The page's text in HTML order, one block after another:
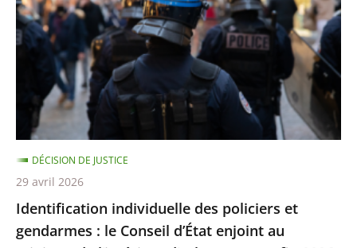
policiers
et
gendarmes
Conseil
d’État
enjoint
au
ministre
de
Identification individuelle des policiers et
gendarmes : le Conseil d’État enjoint au
DÉCISION DE JUSTICE
29 avril 2026